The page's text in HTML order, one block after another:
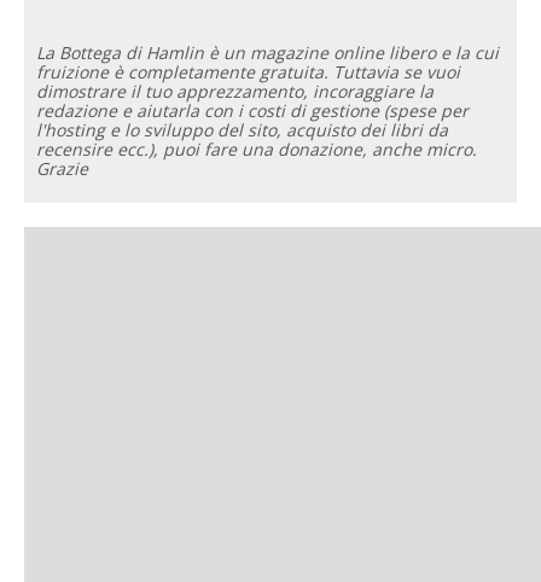
La Bottega di Hamlin è un magazine online libero e la cui
fruizione è completamente gratuita. Tuttavia se vuoi
dimostrare il tuo apprezzamento, incoraggiare la
redazione e aiutarla con i costi di gestione (spese per
l'hosting e lo sviluppo del sito, acquisto dei libri da
recensire ecc.), puoi fare una donazione, anche micro.
Grazie